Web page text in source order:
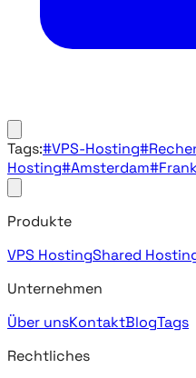
Tags:#VPS-Hosting
Hosting#Amsterdam
Produkte
VPS HostingShared
Unternehmen
Über unsKontaktBlogTags
Rechtliches